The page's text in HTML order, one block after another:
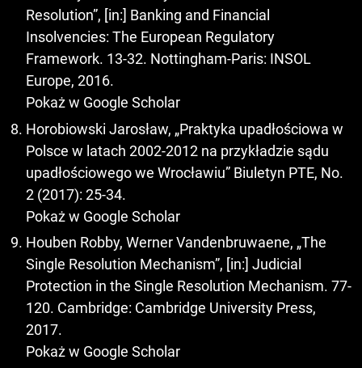
Resolution”, [in:] Banking and Financial
Insolvencies: The European Regulatory
Framework. 13-32. Nottingham-Paris: INSOL
Europe, 2016.
Pokaż w Google Scholar
Horobiowski Jarosław, „Praktyka upadłościowa w
Polsce w latach 2002-2012 na przykładzie sądu
upadłościowego we Wrocławiu” Biuletyn PTE, No.
2 (2017): 25-34.
Pokaż w Google Scholar
Houben Robby, Werner Vandenbruwaene, „The
Single Resolution Mechanism”, [in:] Judicial
Protection in the Single Resolution Mechanism. 77-
120. Cambridge: Cambridge University Press,
2017.
Pokaż w Google Scholar